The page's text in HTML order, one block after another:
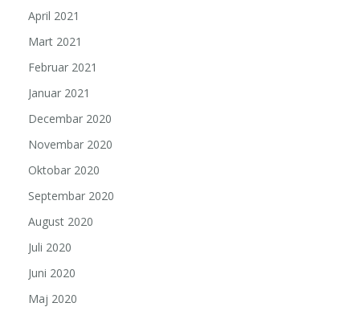
April 2021
Mart 2021
Februar 2021
Januar 2021
Decembar 2020
Novembar 2020
Oktobar 2020
Septembar 2020
August 2020
Juli 2020
Juni 2020
Maj 2020